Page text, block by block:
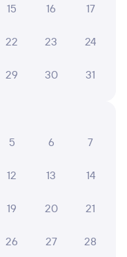
15 16 17
22 23 24
29 30 31
5 6 7
12 13 14
19 20 21
26 27 28